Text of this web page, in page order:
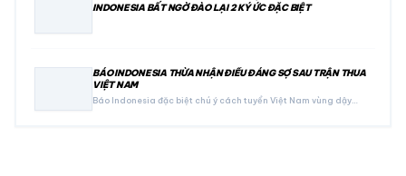
INDONESIA BẤT NGỜ ĐÀO LẠI 2 KÝ ỨC ĐẶC BIỆT
BÁO INDONESIA THỪA NHẬN ĐIỀU ĐÁNG SỢ SAU TRẬN THUA
VIỆT NAM
Báo Indonesia đặc biệt chú ý cách tuyển Việt Nam vùng dậy…